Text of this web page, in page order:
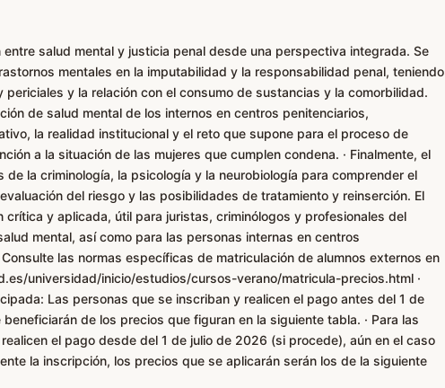
entre salud mental y justicia penal desde una perspectiva integrada. Se
mentales en la imputabilidad y la responsabilidad penal, teniendo
y la relación con el consumo de sustancias y la comorbilidad.
de salud mental de los internos en centros penitenciarios,
la realidad institucional y el reto que supone para el proceso de
a la situación de las mujeres que cumplen condena. · Finalmente, el
la criminología, la psicología y la neurobiología para comprender el
del riesgo y las posibilidades de tratamiento y reinserción. El
crítica y aplicada, útil para juristas, criminólogos y profesionales del
mental, así como para las personas internas en centros
Consulte las normas específicas de matriculación de alumnos externos en
universidad/inicio/estudios/cursos-verano/matricula-precios.html ·
Las personas que se inscriban y realicen el pago antes del 1 de
de los precios que figuran en la siguiente tabla. · Para las
el pago desde del 1 de julio de 2026 (si procede), aún en el caso
la inscripción, los precios que se aplicarán serán los de la siguiente